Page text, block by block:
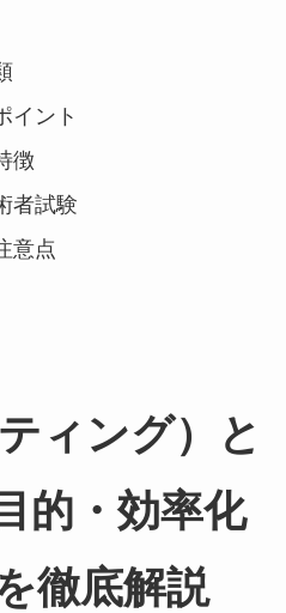
イント
徴
者試験
意点
ィング）と
的・効率化
徹底解説